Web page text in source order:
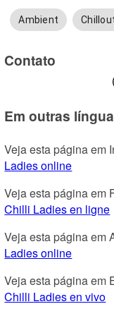
Ambient
Contato
Em outras
Veja esta página em
Ladies online
Veja esta página em
Chilli Ladies en ligne
Veja esta página em
Ladies online
Veja esta página em
Chilli Ladies en vivo